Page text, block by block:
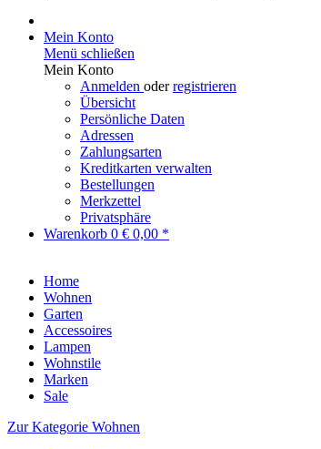
Mein Konto
Menü schließen
Mein Konto
Anmelden oderregistrieren
Übersicht
Persönliche Daten
Adressen
Zahlungsarten
Kreditkarten verwalten
Bestellungen
Merkzettel
Privatsphäre
Warenkorb 0 € 0,00 *
Home
Wohnen
Garten
Accessoires
Lampen
Wohnstile
Marken
Sale
Zur Kategorie Wohnen